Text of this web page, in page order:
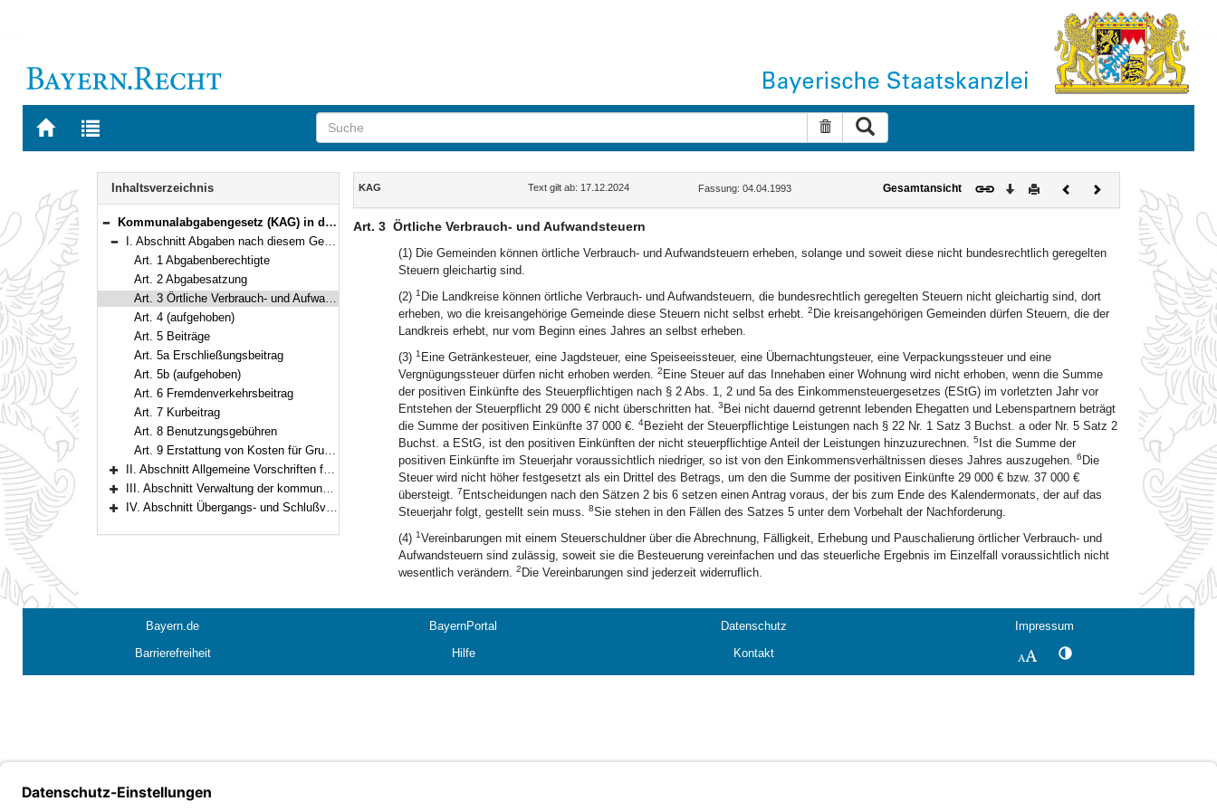
Zur
BAYERN.RECHT
Zur
letzten
Suche zurücksetzen
Navigation
Inhaltsverzeichnis
Bereich reduzieren
Kommunalabgabengesetz (KAG) in der Fassung der Bekanntmachung vom 4. April 1993 (GVBl. S. 264) BayRS 2024-1-I (Art. 1–21)
Bereich reduzieren
I. Abschnitt Abgaben nach diesem Gesetz (Art. 1–9)
Art. 1 Abgabenberechtigte
Art. 2 Abgabesatzung
Art. 3 Örtliche Verbrauch- und Aufwandsteuern
Art. 4 (aufgehoben)
Art. 5 Beiträge
Art. 5a Erschließungsbeitrag
Art. 5b (aufgehoben)
Art. 6 Fremdenverkehrsbeitrag
Art. 7 Kurbeitrag
Art. 8 Benutzungsgebühren
Art. 9 Erstattung von Kosten für Grundstücksanschlüsse
Bereich erweitern
II. Abschnitt Allgemeine Vorschriften für Kommunalabgaben (Art. 10–17)
Bereich erweitern
III. Abschnitt Verwaltung der kommunalen Steuern (Art. 18)
IV. Abschnitt Übergangs- und Schlußvorschriften (Art. 19–21)
Inhalt
KAG Text gilt ab: 17.12.2024 Fassung: 04.04.1993 Gesamtansicht Download
DruckenVorherigesNächstes
Dokument
Art. 3 Örtliche Verbrauch- und Aufwandsteuern
(1) Die Gemeinden können örtliche Verbrauch- und Aufwandsteuern erheben, solange und soweit diese nicht bundesrechtlich geregelten
Steuern gleichartig sind.
(2) 1 Die Landkreise können örtliche Verbrauch- und Aufwandsteuern, die bundesrechtlich geregelten Steuern nicht gleichartig sind, dort
erheben, wo die kreisangehörige Gemeinde diese Steuern nicht selbst erhebt. 2 Die kreisangehörigen Gemeinden dürfen Steuern, die der
Landkreis erhebt, nur vom Beginn eines Jahres an selbst erheben.
(3) 1 Eine Getränkesteuer, eine Jagdsteuer, eine Speiseeissteuer, eine Übernachtungsteuer, eine Verpackungssteuer und eine
Vergnügungssteuer dürfen nicht erhoben werden. 2 Eine Steuer auf das Innehaben einer Wohnung wird nicht erhoben, wenn die Summe
der positiven Einkünfte des Steuerpflichtigen nach § 2 Abs. 1, 2 und 5a des Einkommensteuergesetzes (EStG) im vorletzten Jahr vor
Entstehen der Steuerpflicht 29 000 € nicht überschritten hat. 3 Bei nicht dauernd getrennt lebenden Ehegatten und Lebenspartnern beträgt
die Summe der positiven Einkünfte 37 000 €. 4Bezieht der Steuerpflichtige Leistungen nach § 22 Nr. 1 Satz 3 Buchst. a oder Nr. 5 Satz 2
Buchst. a EStG, ist den positiven Einkünften der nicht steuerpflichtige Anteil der Leistungen hinzuzurechnen. 5 Ist die Summe der
positiven Einkünfte im Steuerjahr voraussichtlich niedriger, so ist von den Einkommensverhältnissen dieses Jahres auszugehen. 6 Die
Steuer wird nicht höher festgesetzt als ein Drittel des Betrags, um den die Summe der positiven Einkünfte 29 000 € bzw. 37 000 €
übersteigt. 7 Entscheidungen nach den Sätzen 2 bis 6 setzen einen Antrag voraus, der bis zum Ende des Kalendermonats, der auf das
Steuerjahr folgt, gestellt sein muss. 8Sie stehen in den Fällen des Satzes 5 unter dem Vorbehalt der Nachforderung.
(4) 1Vereinbarungen mit einem Steuerschuldner über die Abrechnung, Fälligkeit, Erhebung und Pauschalierung örtlicher Verbrauch- und
Aufwandsteuern sind zulässig, soweit sie die Besteuerung vereinfachen und das steuerliche Ergebnis im Einzelfall voraussichtlich nicht
wesentlich verändern. 2 Die Vereinbarungen sind jederzeit widerruflich.
Bayern.de BayernPortal Datenschutz
Impressum
Barrierefreiheit
Hilfe Kontakt SchriftgrößeKontrastwechsel